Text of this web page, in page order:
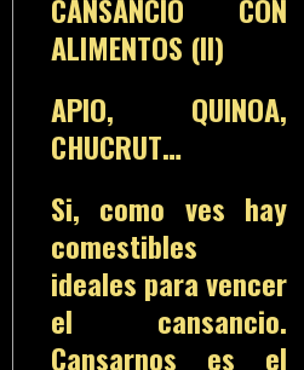
CANSANCIO CON
ALIMENTOS (II)
APIO, QUINOA,
CHUCRUT…
Si, como ves hay
comestibles
ideales para vencer
el cansancio.
Cansarnos es el